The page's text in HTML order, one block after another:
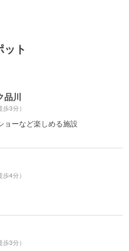
ト
品川
歩3分）
ョーなど楽しめる施設
歩4分）
歩3分）